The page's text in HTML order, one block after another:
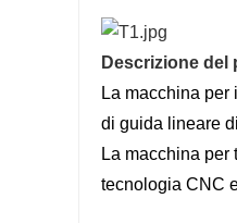
Descrizione del
La macchina
di guida lineare
La macchina
tecnologia CNC